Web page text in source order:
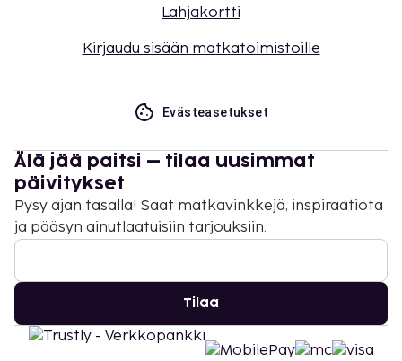
Lahjakortti
Kirjaudu sisään matkatoimistoille
Evästeasetukset
Älä jää paitsi – tilaa uusimmat
päivitykset
Pysy ajan tasalla! Saat matkavinkkejä, inspiraatiota
ja pääsyn ainutlaatuisiin tarjouksiin.
Tilaa